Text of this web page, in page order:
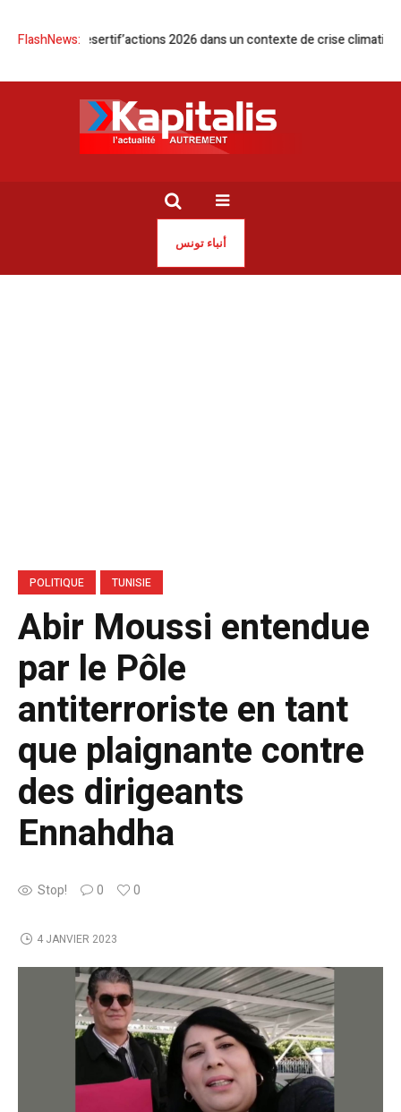
FlashNews:
Desertif’actions 2026 dans un contexte de crise climatique
أنباء تونس
POLITIQUE TUNISIE
Abir Moussi entendue
par le Pôle
antiterroriste en tant
que plaignante contre
des dirigeants
Ennahdha
Stop! 0 0
4 JANVIER 2023